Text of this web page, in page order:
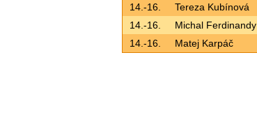
14.-16.
Tereza Kubínová
14.-16.
Michal Ferdinandy
14.-16.
Matej Karpáč